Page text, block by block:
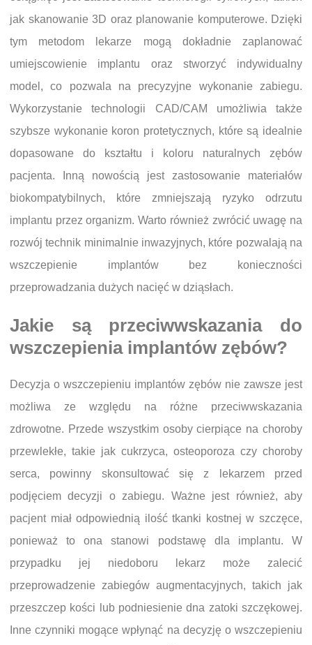
jak skanowanie 3D oraz planowanie komputerowe. Dzięki
tym metodom lekarze mogą dokładnie zaplanować
umiejscowienie implantu oraz stworzyć indywidualny
model, co pozwala na precyzyjne wykonanie zabiegu.
Wykorzystanie technologii CAD/CAM umożliwia także
szybsze wykonanie koron protetycznych, które są idealnie
dopasowane do kształtu i koloru naturalnych zębów
pacjenta. Inną nowością jest zastosowanie materiałów
biokompatybilnych, które zmniejszają ryzyko odrzutu
implantu przez organizm. Warto również zwrócić uwagę na
rozwój technik minimalnie inwazyjnych, które pozwalają na
wszczepienie implantów bez konieczności
przeprowadzania dużych nacięć w dziąsłach.
Jakie są przeciwwskazania do
wszczepienia implantów zębów?
Decyzja o wszczepieniu implantów zębów nie zawsze jest
możliwa ze względu na różne przeciwwskazania
zdrowotne. Przede wszystkim osoby cierpiące na choroby
przewlekłe, takie jak cukrzyca, osteoporoza czy choroby
serca, powinny skonsultować się z lekarzem przed
podjęciem decyzji o zabiegu. Ważne jest również, aby
pacjent miał odpowiednią ilość tkanki kostnej w szczęce,
ponieważ to ona stanowi podstawę dla implantu. W
przypadku jej niedoboru lekarz może zalecić
przeprowadzenie zabiegów augmentacyjnych, takich jak
przeszczep kości lub podniesienie dna zatoki szczękowej.
Inne czynniki mogące wpłynąć na decyzję o wszczepieniu